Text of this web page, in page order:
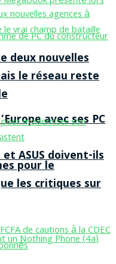
avec ses PC
ASUS doivent-ils
deux nouvelles
le réseau reste
pour le
les critiques sur